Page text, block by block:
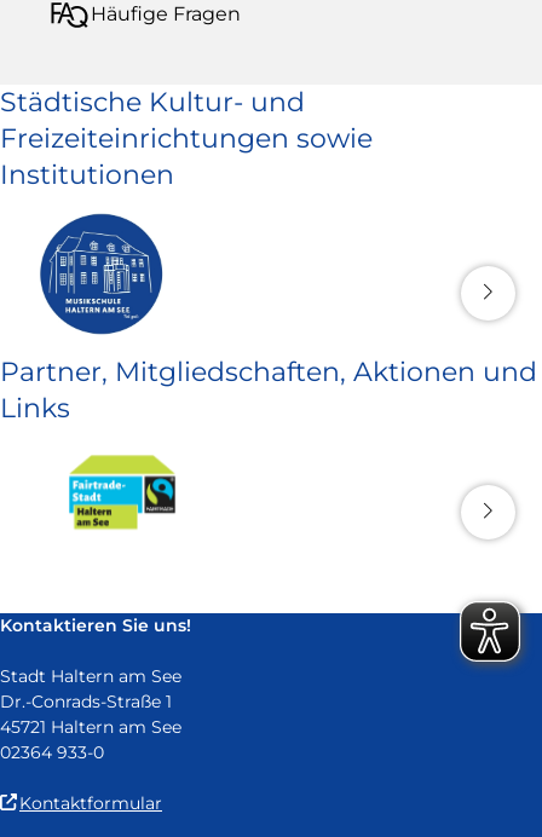
Häufige Fragen
Städtische Kultur- und
Freizeiteinrichtungen sowie
Institutionen
Partner, Mitgliedschaften, Aktionen und
Links
Kontaktieren Sie uns!
Stadt Haltern am See
Dr.-Conrads-Straße 1
45721 Haltern am See
02364 933-0
Kontaktformular